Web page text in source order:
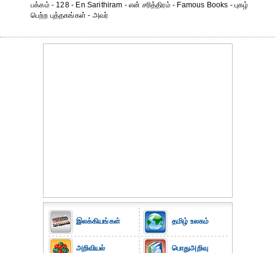
பக்கம் - 128 - En Sarithiram - என் சரித்திரம் - Famous Books - புகழ்
பெற்ற புத்தகங்கள் - அவர்
இலக்கியங்கள்
அறிவியல்
தமிழ் உலகம்
பொதுஅறிவு